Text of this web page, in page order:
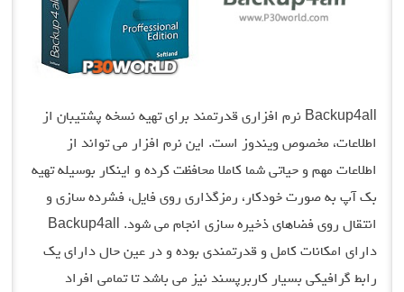
Backup4all نرم افزاری قدرتمند برای تهیه نسخه پشتیبان از
اطلاعات، مخصوص ویندوز است. این نرم افزار می تواند از
اطلاعات مهم و حیاتی شما کاملا محافظت کرده و اینکار بوسیله تهیه
بک آپ به صورت خودکار، رمزگذاری روی فایل، فشرده سازی و
انتقال روی فضاهای ذخیره سازی انجام می شود. Backup4all
دارای امکانات کامل و قدرتمندی بوده و در عین حال دارای یک
رابط گرافیکی بسیار کاربرپسند نیز می باشد تا تمامی افراد